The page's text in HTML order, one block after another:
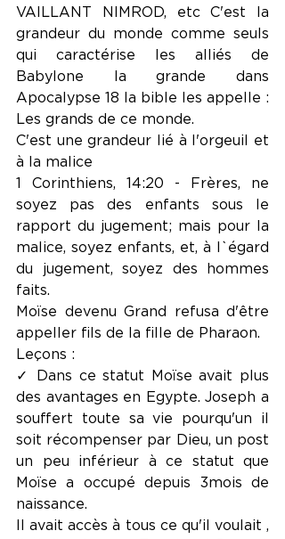
VAILLANT NIMROD, etc C'est la
grandeur du monde comme seuls
qui caractérise les alliés de
Babylone la grande dans
Apocalypse 18 la bible les appelle :
Les grands de ce monde.
C'est une grandeur lié à l'orgeuil et
à la malice
1 Corinthiens, 14:20 - Frères, ne
soyez pas des enfants sous le
rapport du jugement; mais pour la
malice, soyez enfants, et, à l`égard
du jugement, soyez des hommes
faits.
Moïse devenu Grand refusa d'être
appeller fils de la fille de Pharaon.
Leçons :
✓ Dans ce statut Moïse avait plus
des avantages en Egypte. Joseph a
souffert toute sa vie pourqu'un il
soit récompenser par Dieu, un post
un peu inférieur à ce statut que
Moïse a occupé depuis 3mois de
naissance.
Il avait accès à tous ce qu'il voulait ,